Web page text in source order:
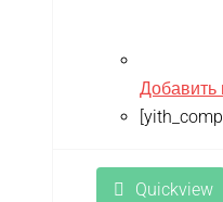
Добавить
Quickview